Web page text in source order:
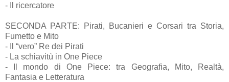
- Il ricercatore
SECONDA PARTE: Pirati, Bucanieri e Corsari tra Storia,
Fumetto e Mito
- Il “vero” Re dei Pirati
- La schiavitù in One Piece
- Il mondo di One Piece: tra Geografia, Mito, Realtà,
Fantasia e Letteratura